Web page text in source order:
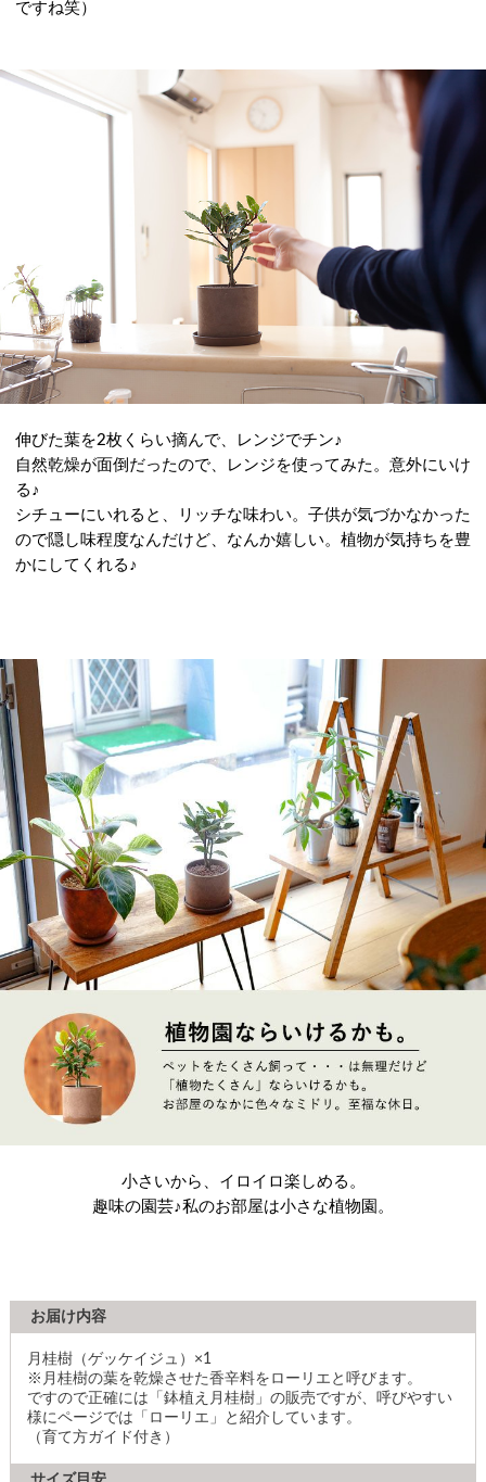
ですね笑）
伸びた葉を2枚くらい摘んで、レンジでチン♪
自然乾燥が面倒だったので、レンジを使ってみた。意外にいけ
る♪
シチューにいれると、リッチな味わい。子供が気づかなかった
ので隠し味程度なんだけど、なんか嬉しい。植物が気持ちを豊
かにしてくれる♪
小さいから、イロイロ楽しめる。
趣味の園芸♪私のお部屋は小さな植物園。
お届け内容
月桂樹（ゲッケイジュ）×1
※月桂樹の葉を乾燥させた香辛料をローリエと呼びます。
ですので正確には「鉢植え月桂樹」の販売ですが、呼びやすい
様にページでは「ローリエ」と紹介しています。
（育て方ガイド付き）